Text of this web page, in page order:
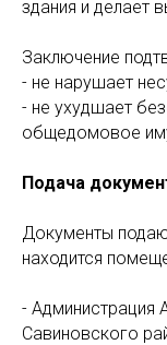
здания и делает
Заключение
- не нарушает
- не ухудшает
общедомовое
Подача
Документы
находится
- Администрация
Савиновского